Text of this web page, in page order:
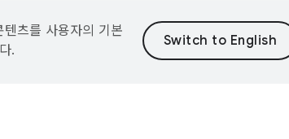
츠를 사용자의 기본
.